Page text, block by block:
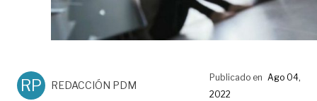
RP REDACCIÓN PDM
Publicado en Ago 04,
2022